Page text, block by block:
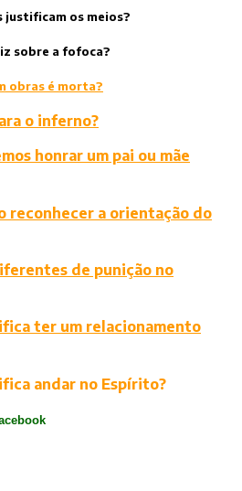
justificam os meios?
sobre a fofoca?
obras é morta?
o inferno?
honrar um pai ou mãe
reconhecer a orientação do
de punição no
ter um relacionamento
andar no Espírito?